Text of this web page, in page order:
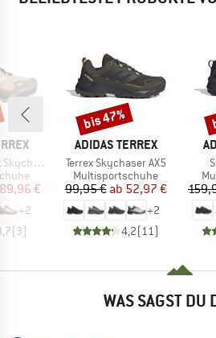
GORE-TEX
Preis
€
+2
(3)
MARKE
ADIDAS TERREX
Artikel
Terrex Skychaser AX5
Produktgruppe
Multisportschuhe
Preis
99,95 € reduzierter Preis
ab 52,97 €
+2
4,2(11)
Rabatt
bis 47%
WAS SAGST DU